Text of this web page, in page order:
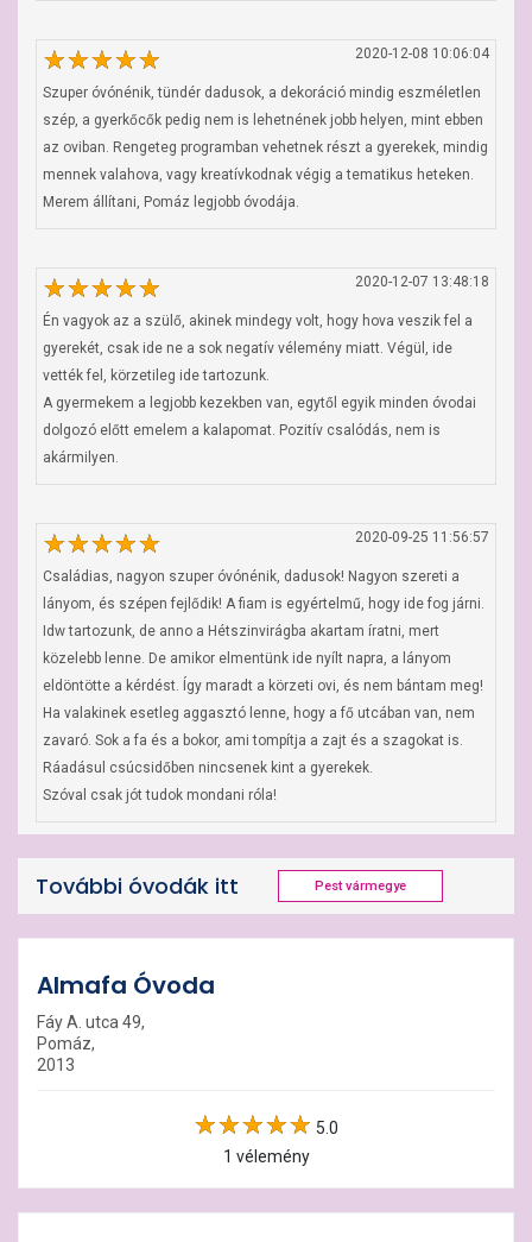
2020-12-08 10:06:04
Szuper óvónénik, tündér dadusok, a dekoráció mindig eszméletlen
szép, a gyerkőcők pedig nem is lehetnének jobb helyen, mint ebben
az oviban. Rengeteg programban vehetnek részt a gyerekek, mindig
mennek valahova, vagy kreatívkodnak végig a tematikus heteken.
Merem állítani, Pomáz legjobb óvodája.
2020-12-07 13:48:18
Én vagyok az a szülő, akinek mindegy volt, hogy hova veszik fel a
gyerekét, csak ide ne a sok negatív vélemény miatt. Végül, ide
vették fel, körzetileg ide tartozunk.
A gyermekem a legjobb kezekben van, egytől egyik minden óvodai
dolgozó előtt emelem a kalapomat. Pozitív csalódás, nem is
akármilyen.
2020-09-25 11:56:57
Családias, nagyon szuper óvónénik, dadusok! Nagyon szereti a
lányom, és szépen fejlődik! A fiam is egyértelmű, hogy ide fog járni.
Idw tartozunk, de anno a Hétszinvirágba akartam íratni, mert
közelebb lenne. De amikor elmentünk ide nyílt napra, a lányom
eldöntötte a kérdést. Így maradt a körzeti ovi, és nem bántam meg!
Ha valakinek esetleg aggasztó lenne, hogy a fő utcában van, nem
zavaró. Sok a fa és a bokor, ami tompítja a zajt és a szagokat is.
Ráadásul csúcsidőben nincsenek kint a gyerekek.
Szóval csak jót tudok mondani róla!
További óvodák itt Pest vármegye
Almafa Óvoda
Fáy A. utca 49,
Pomáz,
2013
5.0
1 vélemény